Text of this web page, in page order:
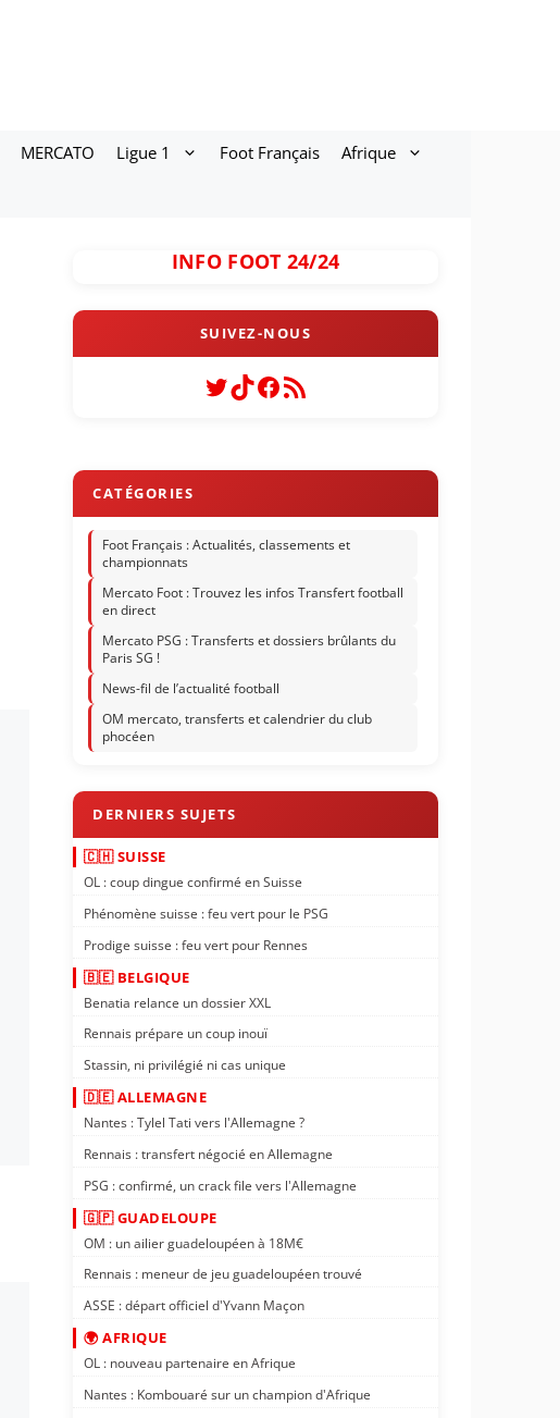
MERCATO Ligue 1 Foot Français Afrique
INFO FOOT 24/24
Twitter
TikTok
Facebook
Flux RSS
Foot Français : Actualités, classements et
championnats
Mercato Foot : Trouvez les infos Transfert football
en direct
Mercato PSG : Transferts et dossiers brûlants du
Paris SG !
News-fil de l’actualité football
OM mercato, transferts et calendrier du club
phocéen
🇨🇭 SUISSE
OL : coup dingue confirmé en Suisse
Phénomène suisse : feu vert pour le PSG
Prodige suisse : feu vert pour Rennes
🇧🇪 BELGIQUE
Benatia relance un dossier XXL
Rennais prépare un coup inouï
Stassin, ni privilégié ni cas unique
🇩🇪 ALLEMAGNE
Nantes : Tylel Tati vers l'Allemagne ?
Rennais : transfert négocié en Allemagne
PSG : confirmé, un crack file vers l'Allemagne
🇬🇵 GUADELOUPE
OM : un ailier guadeloupéen à 18M€
Rennais : meneur de jeu guadeloupéen trouvé
ASSE : départ officiel d'Yvann Maçon
🌍 AFRIQUE
OL : nouveau partenaire en Afrique
Nantes : Kombouaré sur un champion d'Afrique